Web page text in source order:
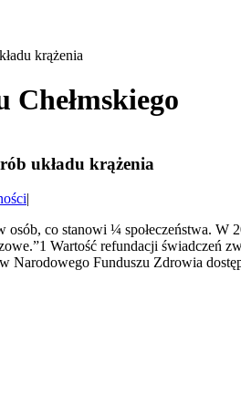
krążenia
układu krążenia
|
osób, co stanowi ¼ społeczeństwa.
Wartość refundacji świadczeń
Narodowego Funduszu Zdrowia